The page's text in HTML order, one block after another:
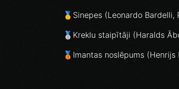
🥇Sinepes (Leonardo
🥈Kreklu staipītāji (Haralds
🥉Imantas noslēpums